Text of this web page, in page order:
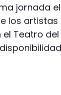
jornada
los
Teatro